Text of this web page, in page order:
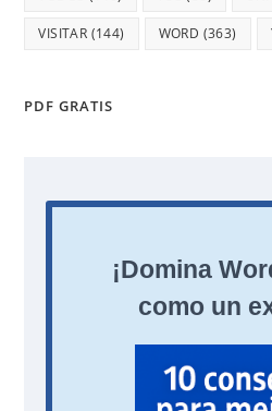
VISITAR (144) WORD (363)
PDF GRATIS